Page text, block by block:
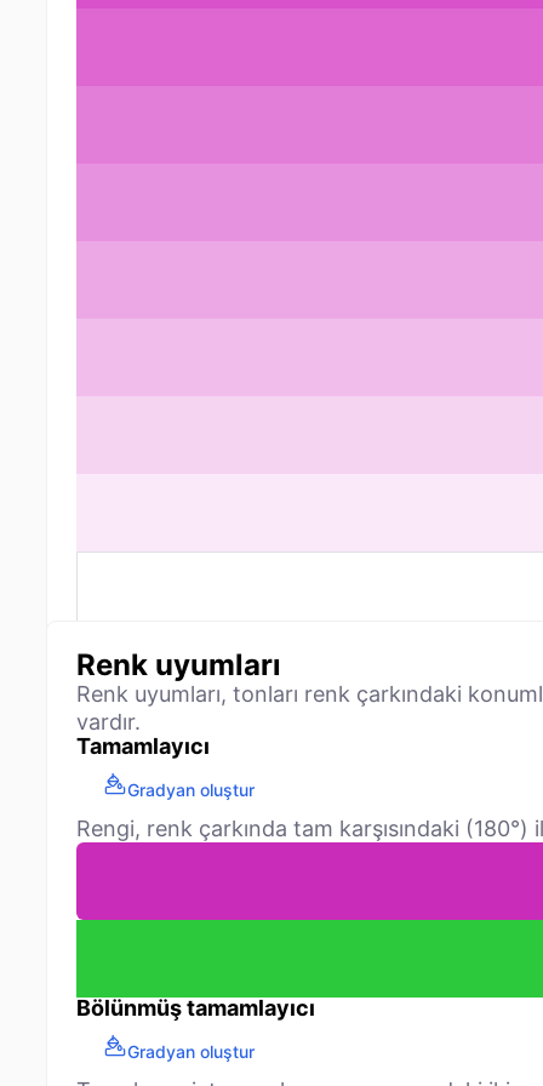
Renk uyumları
Renk uyumları, tonları renk çarkındaki
vardır.
Tamamlayıcı
Gradyan oluştur
Rengi, renk çarkında tam karşısındaki
Bölünmüş tamamlayıcı
Gradyan oluştur